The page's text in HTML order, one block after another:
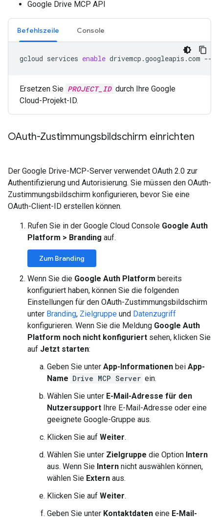
Google Drive MCP API
Befehlszeile Console
gcloud services enable drivemcp.googleapis.com --
Ersetzen Sie PROJECT_ID durch Ihre Google
Cloud-Projekt-ID.
OAuth-Zustimmungsbildschirm einrichten
Der Google Drive-MCP-Server verwendet OAuth 2.0 zur
Authentifizierung und Autorisierung. Sie müssen den OAuth-
Zustimmungsbildschirm konfigurieren, bevor Sie eine
OAuth-Client-ID erstellen können.
Rufen Sie in der Google Cloud Console Google Auth
Platform > Branding auf.
Zum Branding
Wenn Sie die Google Auth Platform bereits
konfiguriert haben, können Sie die folgenden
Einstellungen für den OAuth-Zustimmungsbildschirm
unter Branding, Zielgruppe und Datenzugriff
konfigurieren. Wenn Sie die Meldung Google Auth
Platform noch nicht konfiguriert sehen, klicken Sie
auf Jetzt starten:
Geben Sie unter App-Informationen bei App-
Name Drive MCP Server ein.
Wählen Sie unter E-Mail-Adresse für den
Nutzersupport Ihre E-Mail-Adresse oder eine
geeignete Google-Gruppe aus.
Klicken Sie auf Weiter.
Wählen Sie unter Zielgruppe die Option Intern
aus. Wenn Sie Intern nicht auswählen können,
wählen Sie Extern aus.
Klicken Sie auf Weiter.
Geben Sie unter Kontaktdaten eine E-Mail-